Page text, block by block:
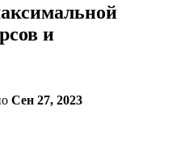
и
Сен 27, 2023